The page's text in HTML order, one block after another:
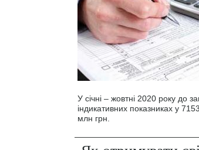
У січні – жовтні 2020 року до
індикативних показниках у
млн грн.